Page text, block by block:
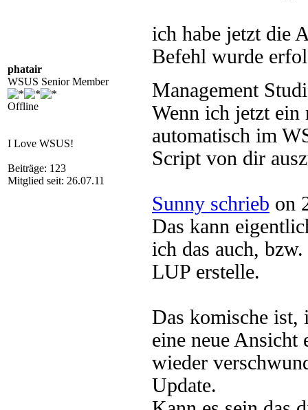
phatair
WSUS Senior Member
Offline
I Love WSUS!
Beiträge: 123
Mitglied seit: 26.07.11
ich habe jetzt die
Befehl wurde
Management
Wenn ich jetzt ein
automatisch im
Script von dir
Sunny schrieb on
Das kann
ich das auch,
LUP erstelle.
Das komische ist,
eine neue Ansicht
wieder
Update.